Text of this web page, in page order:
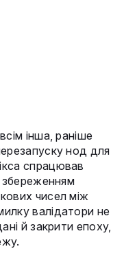
інша, раніше
нод для
спрацював
збереженням
чисел між
валідатори не
й закрити епоху,